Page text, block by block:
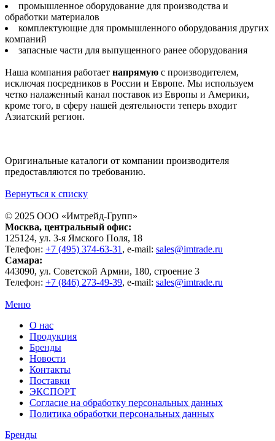
промышленное оборудование для производства и
обработки материалов
комплектующие для промышленного оборудования других
компаний
запасные части для выпущенного ранее оборудования
Наша компания работает напрямую с производителем,
исключая посредников в России и Европе. Мы используем
четко налаженный канал поставок из Европы и Америки,
кроме того, в сферу нашей деятельности теперь входит
Азиатский регион.
Оригинальные каталоги от компании производителя
предоставляются по требованию.
Вернуться к списку
© 2025 ООО «Имтрейд-Групп»
Москва, центральный офис:
125124, ул. 3-я Ямского Поля, 18
Телефон: +7 (495) 374-63-31 , e-mail: sales@imtrade.ru
Самара:
443090, ул. Советской Армии, 180, строение 3
Телефон: +7 (846) 273-49-39, e-mail: sales@imtrade.ru
Меню
О нас
Продукция
Бренды
Новости
Контакты
Поставки
ЭКСПОРТ
Согласие на обработку персональных данных
Политика обработки персональных данных
Бренды